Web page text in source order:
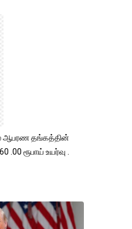
ஆபரண தங்கத்தின்
.00 ரூபாய் உயர்வு .